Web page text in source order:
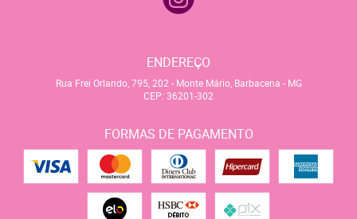
ENDEREÇO
Rua Frei Orlando, 795, 202 - Monte Mário, Barbacena - MG
CEP: 36201-302
FORMAS DE PAGAMENTO